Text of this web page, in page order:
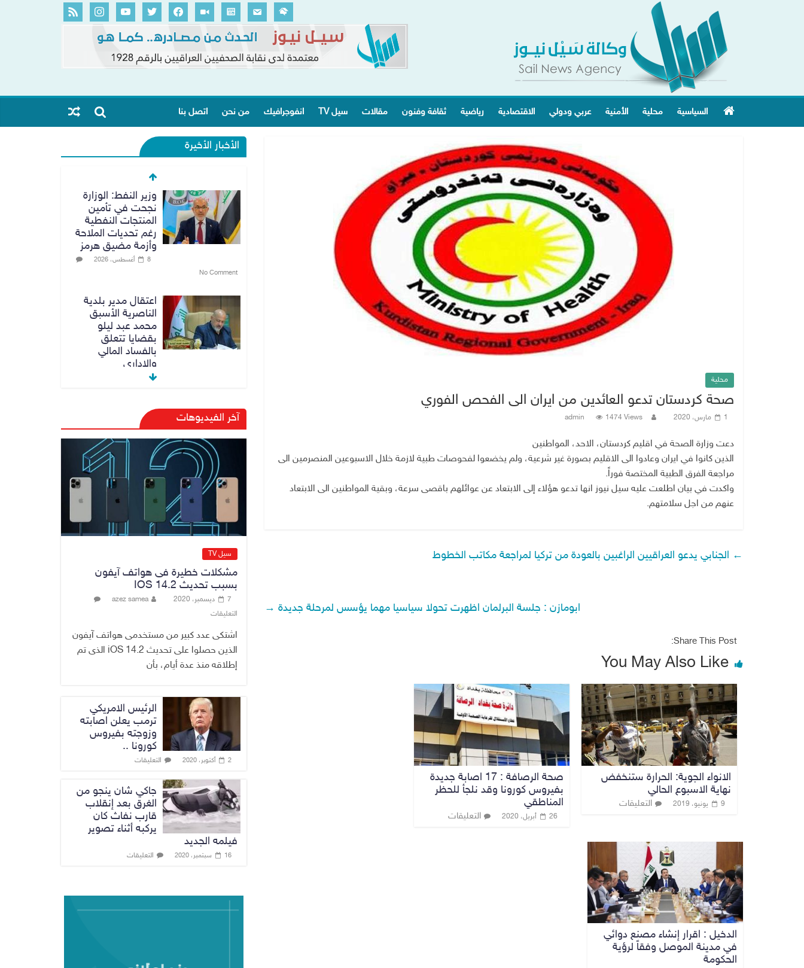
السياسية محلية الأمنية عربي ودولي الاقتصادية رياضية ثقافة وفنون مقالات سيل TV انفوجرافيك من نحن اتصل بنا
محلية
صحة كردستان تدعو العائدين من ايران الى الفحص الفوري
1 مارس، 2020 admin 1474 Views
دعت وزارة الصحة في اقليم كردستان، الاحد، المواطنين
الذين كانوا في ايران وعادوا الى الاقليم بصورة غير شرعية، ولم يخضعوا لفحوصات طبية لازمة خلال الاسبوعين المنصرمين الى
مراجعة الفرق الطبية المختصة فوراً.
واكدت في بيان اطلعت عليه سيل نيوز انها تدعو هؤلاء إلى الابتعاد عن عوائلهم باقصى سرعة، وبقية المواطنين الى الابتعاد
عنهم من اجل سلامتهم.
← الجنابي يدعو العراقيين الراغبين بالعودة من تركيا لمراجعة مكاتب الخطوط
ابومازن : جلسة البرلمان اظهرت تحولا سياسيا مهما يؤسس لمرحلة جديدة →
Share This Post:
You May Also Like
الانواء الجوية: الحرارة ستنخفض
نهاية الاسبوع الحالي
9 يونيو، 2019 التعليقات
صحة الرصافة : 17 اصابة جديدة
بفيروس كورونا وقد نلجأ للحظر
المناطقي
26 أبريل، 2020 التعليقات
الدخيل : اقرار إنشاء مصنع دوائي
في مدينة الموصل وفقاً لرؤية
الحكومة
الأخبار الأخيرة
وزير النفط: الوزارة
نجحت في تأمين
المنتجات النفطية
رغم تحديات الملاحة
وأزمة مضيق هرمز
8 أغسطس، 2026
No Comment
اعتقال مدير بلدية
الناصرية الأسبق
محمد عبد ليلو
بقضايا تتعلق
بالفساد المالي
والاداري
No Comment
النزاهة تنفي مداهمة
منزل شقيق رئيس
وزراء سابق في
الكاظمية
8 أغسطس، 2026
No Comment
رئيس حكومة إقليم
بارزاني ينفي ما يشاع
عن وجود عسكري
8 أغسطس، 2026 No Comment
الدخيل يتابع ميدانياً
الاستراتيجية
بالموصل ويشدد
على ضرورة إنجازها
آخر الفيديوهات
سيل TV
مشكلات خطيرة فى هواتف آيفون
بسبب تحديث IOS 14.2
7 ديسمبر، 2020
azez samea
التعليقات
اشتكى عدد كبير من مستخدمى هواتف آيفون
الذين حصلوا على تحديث iOS 14.2 الذى تم
إطلاقه منذ عدة أيام، بأن
الرئيس الامريكي
ترمب يعلن اصابته
وزوجته بفيروس
كورونا ..
2 أكتوبر، 2020 التعليقات
جاكي شان ينجو من
الغرق بعد إنقلاب
قارب نفاث كان
يركبه أثناء تصوير
فيلمه الجديد
16 سبتمبر، 2020 التعليقات